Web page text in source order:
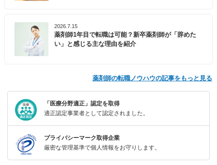
2026.7.15
薬剤師1年目で転職は可能？新卒薬剤師が「辞めた
い」と感じる主な理由を紹介
薬剤師の転職ノウハウの記事をもっと見る
「医療分野適正」認定を取得
適正認定事業者として認定されました。
プライバシーマーク取得企業
厳密な管理基準で個人情報をお守りします。